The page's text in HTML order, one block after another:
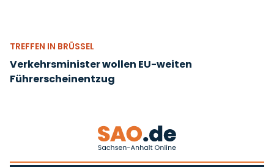
TREFFEN IN BRÜSSEL
Verkehrsminister wollen EU-weiten
Führerscheinentzug